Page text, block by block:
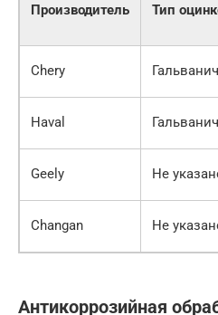
Производитель Тип
Chery
Haval
Geely Не
Changan Не
Антикоррозийная